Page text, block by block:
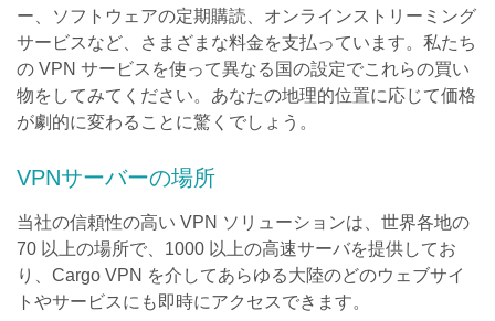
ー、ソフトウェアの定期購読、オンラインストリーミング
サービスなど、さまざまな料金を支払っています。私たち
の VPN サービスを使って異なる国の設定でこれらの買い
物をしてみてください。あなたの地理的位置に応じて価格
が劇的に変わることに驚くでしょう。
VPNサーバーの場所
当社の信頼性の高い VPN ソリューションは、世界各地の
70 以上の場所で、1000 以上の高速サーバを提供してお
り、Cargo VPN を介してあらゆる大陸のどのウェブサイ
トやサービスにも即時にアクセスできます。